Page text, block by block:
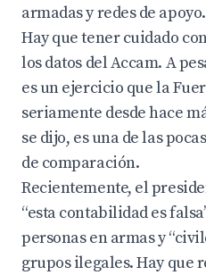
armadas y redes de apoyo.
Hay que tener cuidado
los datos del Accam. A
es un ejercicio que la
seriamente desde hace
se dijo, es una de las
de comparación.
Recientemente, el
“esta contabilidad es
personas en armas y
grupos ilegales. Hay que